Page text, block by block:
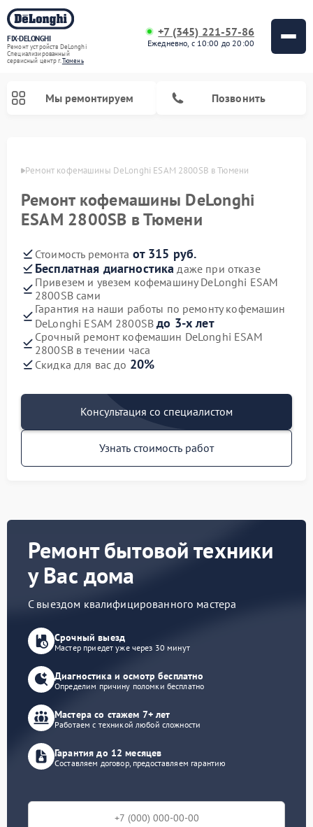
FIX-DELONGHI
Ремонт устройств DeLonghi
Специализированный
cервисный центр г.Тюмень
+7 (345) 221-57-86
Ежедневно, с 10:00 до 20:00
Мы ремонтируем Позвонить
Ремонт кофемашины DeLonghi ESAM 2800SB в Тюмени
Ремонт кофемашины DeLonghi
ESAM 2800SB в Тюмени
Стоимость ремонта от 315 руб.
Бесплатная диагностика даже при отказе
Привезем и увезем кофемашину DeLonghi ESAM
2800SB сами
Гарантия на наши работы по ремонту кофемашин
DeLonghi ESAM 2800SBдо 3-х лет
Срочный ремонт кофемашин DeLonghi ESAM
2800SB в течении часа
Скидка для вас до 20%
Консультация со специалистом
Узнать стоимость работ
Ремонт бытовой техники
у Вас дома
С выездом квалифицированного мастера
Срочный выезд
Мастер приедет уже через 30 минут
Диагностика и осмотр бесплатно
Определим причину поломки бесплатно
Мастера со стажем 7+ лет
Работаем с техникой любой сложности
Гарантия до 12 месяцев
Составляем договор, предоставляем гарантию